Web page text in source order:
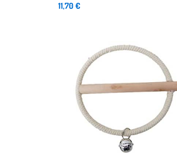
11,70 €